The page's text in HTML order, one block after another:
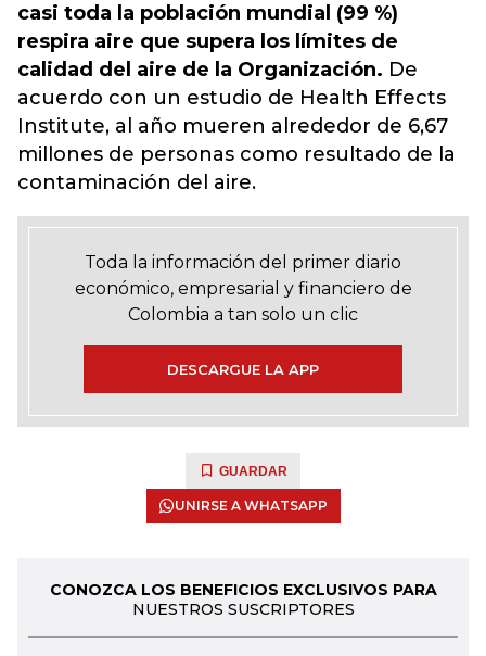
casi toda la población mundial (99 %)
respira aire que supera los límites de
calidad del aire de la Organización. De
acuerdo con un estudio de Health Effects
Institute, al año mueren alrededor de 6,67
millones de personas como resultado de la
contaminación del aire.
Toda la información del primer diario
económico, empresarial y financiero de
Colombia a tan solo un clic
DESCARGUE LA APP
GUARDAR
UNIRSE A WHATSAPP
CONOZCA LOS BENEFICIOS EXCLUSIVOS PARA
NUESTROS SUSCRIPTORES